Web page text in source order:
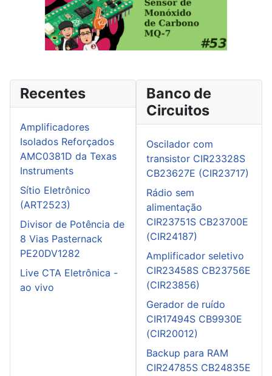
Recentes
Amplificadores
Isolados Reforçados
AMC0381D da Texas
Instruments
Sítio Eletrônico
(ART2523)
Divisor de Potência de
8 Vias Pasternack
PE20DV1282
Live CTA Eletrônica -
ao vivo
Banco de
Circuitos
Oscilador com
transistor CIR23328S
CB23627E (CIR23717)
Rádio sem
alimentação
CIR23751S CB23700E
(CIR24187)
Amplificador seletivo
CIR23458S CB23756E
(CIR23856)
Gerador de ruído
CIR17494S CB9930E
(CIR20012)
Backup para RAM
CIR24785S CB24835E